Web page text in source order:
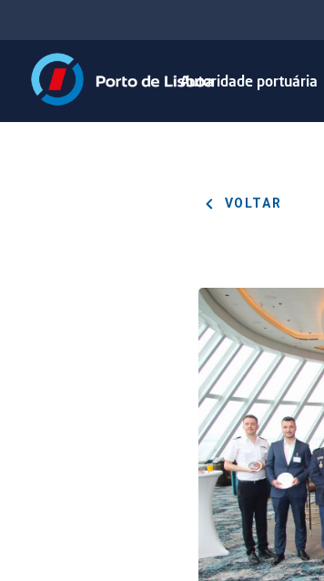
Autoridade portuária
VOLTAR